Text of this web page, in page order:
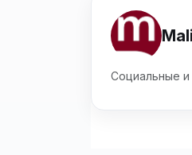
Социальные